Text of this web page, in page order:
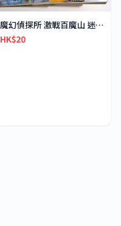
魔幻偵探所 激戰百魔山 迷失恐怖谷 極地之吼
HK$20